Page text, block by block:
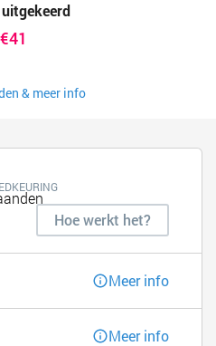
€41
& meer info
Hoe werkt het?
Meer info
Meer info